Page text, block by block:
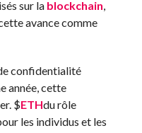
sur la blockchain
avance comme
confidentialité
année, cette
$ETHdu rôle
les individus et les